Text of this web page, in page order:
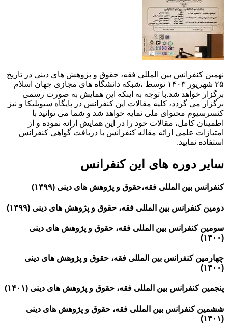
نهمین کنفرانس بین المللی فقه، حقوق و پژوهش های دینی در تاریخ
۲۵ شهریور ۱۴۰۳ توسط ،شبکه دانشگاه های مجازی جهان اسلام
برگزار خواهد شد.با توجه به اینکه این همایش به صورت رسمی
برگزار می گردد، کلیه مقالات این کنفرانس در پایگاه سیویلیکا و نیز
کنسرسیوم محتوای ملی نمایه خواهد شد و شما می توانید با
اطمینان کامل، مقالات خود را در این همایش ارائه نموده و از
امتیازات علمی ارائه مقاله کنفرانس با دریافت گواهی کنفرانس
استفاده نمایید.
سایر دوره های این کنفرانس
کنفرانس بین المللی فقه،حقوق و پژوهش های دینی (۱۳۹۹)
دومین کنفرانس بین المللی فقه، حقوق و پژوهش های دینی (۱۳۹۹)
سومین کنفرانس بین المللی فقه، حقوق و پژوهش های دینی
(۱۴۰۰)
چهارمین کنفرانس بین المللی فقه، حقوق و پژوهش های دینی
(۱۴۰۰)
پنجمین کنفرانس بین المللی فقه، حقوق و پژوهش های دینی (۱۴۰۱)
ششمین کنفرانس بین المللی فقه، حقوق و پژوهش های دینی
(۱۴۰۱)